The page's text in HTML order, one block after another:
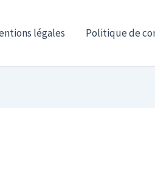
légales Politique de